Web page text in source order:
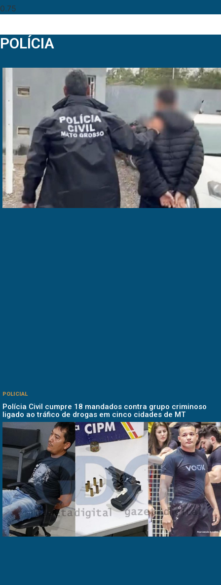
POLÍCIA
POLICIAL
Polícia Civil cumpre 18 mandados contra grupo criminoso
ligado ao tráfico de drogas em cinco cidades de MT